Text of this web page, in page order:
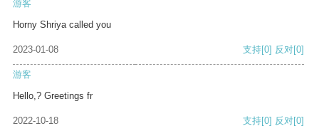
游客
Horny Shriya called you
2023-01-08 支持[0] 反对[0]
游客
Hello,? Greetings fr
2022-10-18 支持[0] 反对[0]